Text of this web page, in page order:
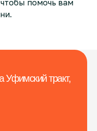
помочь вам
Уфимский тракт,